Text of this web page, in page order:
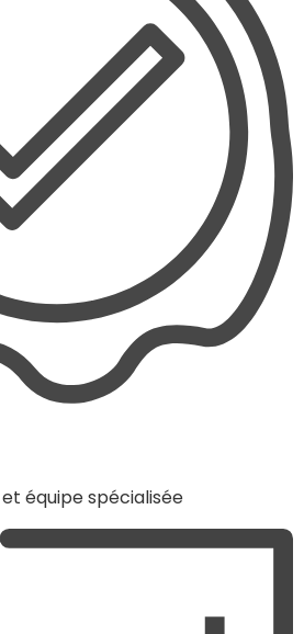
équipe spécialisée